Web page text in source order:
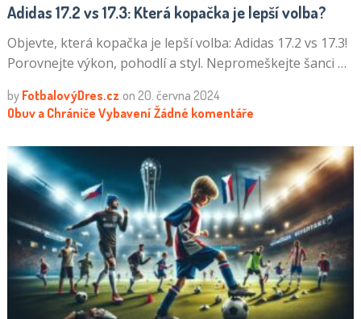
Adidas 17.2 vs 17.3: Která kopačka je lepší volba?
Objevte, která kopačka je lepší volba: Adidas 17.2 vs 17.3!
Porovnejte výkon, pohodlí a styl. Nepromeškejte šanci …
by FotbalovýDres.cz on 20. června 2024
Obuv a Chrániče Vybavení Žádné komentáře